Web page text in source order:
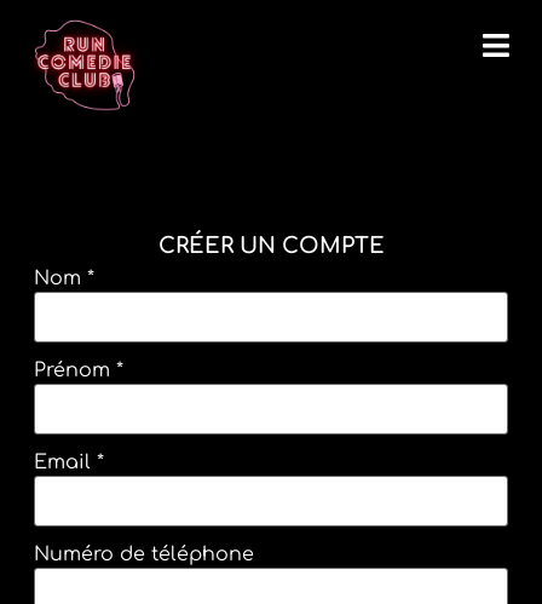
CRÉER UN COMPTE
Nom *
Prénom *
Email *
Numéro de téléphone